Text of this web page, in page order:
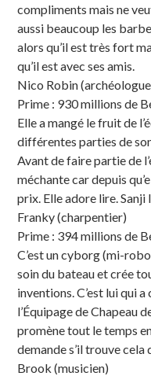
compliments mais ne
aussi beaucoup les
alors qu’il est très fort
qu’il est avec ses amis.
Nico Robin
Prime : 930 millions de
Elle a mangé le fruit de
différentes parties de
Avant de faire partie de
méchante car depuis
prix. Elle adore lire. Sanji
Franky (charpentier)
Prime : 394 millions de
C’est un cyborg (mi-
soin du bateau et crée
inventions. C’est lui qui
l’Équipage de Chapeau
promène tout le temps
demande s’il trouve cela
Brook (musicien)